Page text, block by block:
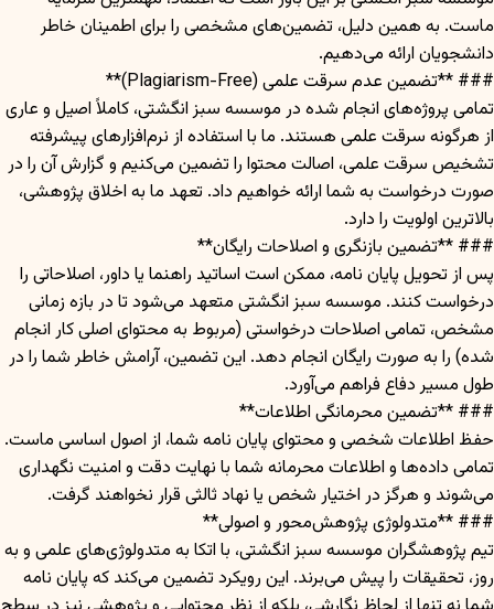
ماست. به همین دلیل، تضمین‌های مشخصی را برای اطمینان خاطر
دانشجویان ارائه می‌دهیم.
### **تضمین عدم سرقت علمی (Plagiarism-Free)**
تمامی پروژه‌های انجام شده در موسسه سبز انگشتی، کاملاً اصیل و عاری
از هرگونه سرقت علمی هستند. ما با استفاده از نرم‌افزارهای پیشرفته
تشخیص سرقت علمی، اصالت محتوا را تضمین می‌کنیم و گزارش آن را در
صورت درخواست به شما ارائه خواهیم داد. تعهد ما به اخلاق پژوهشی،
بالاترین اولویت را دارد.
### **تضمین بازنگری و اصلاحات رایگان**
پس از تحویل پایان نامه، ممکن است اساتید راهنما یا داور، اصلاحاتی را
درخواست کنند. موسسه سبز انگشتی متعهد می‌شود تا در بازه زمانی
مشخص، تمامی اصلاحات درخواستی (مربوط به محتوای اصلی کار انجام
شده) را به صورت رایگان انجام دهد. این تضمین، آرامش خاطر شما را در
طول مسیر دفاع فراهم می‌آورد.
### **تضمین محرمانگی اطلاعات**
حفظ اطلاعات شخصی و محتوای پایان نامه شما، از اصول اساسی ماست.
تمامی داده‌ها و اطلاعات محرمانه شما با نهایت دقت و امنیت نگهداری
می‌شوند و هرگز در اختیار شخص یا نهاد ثالثی قرار نخواهند گرفت.
### **متدولوژی پژوهش‌محور و اصولی**
تیم پژوهشگران موسسه سبز انگشتی، با اتکا به متدولوژی‌های علمی و به
روز، تحقیقات را پیش می‌برند. این رویکرد تضمین می‌کند که پایان نامه